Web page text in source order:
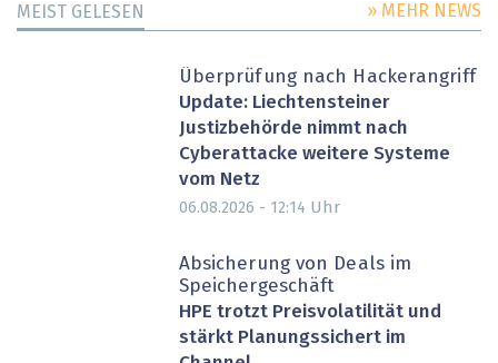
MEIST GELESEN » MEHR NEWS
Überprüfung nach Hackerangriff
Update: Liechtensteiner
Justizbehörde nimmt nach
Cyberattacke weitere Systeme
vom Netz
06.08.2026 - 12:14 Uhr
Absicherung von Deals im
Speichergeschäft
HPE trotzt Preisvolatilität und
stärkt Planungssichert im